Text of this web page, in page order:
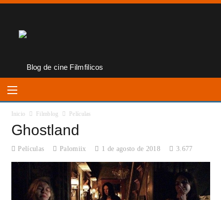
Inicio Filmblog Películas
Ghostland
Películas Palomiix 1 de agosto de 2018 3.677